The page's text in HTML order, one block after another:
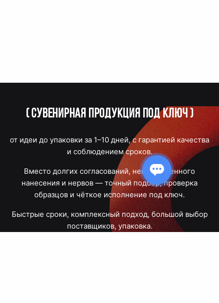
(Сувенирная продукция под ключ)
от идеи до упаковки за 1–10 дней, с гарантией качества
и соблюдением сроков.
Вместо долгих согласований, некачественного
нанесения и нервов — точный подбор, проверка
образцов и чёткое исполнение под ключ.
Быстрые сроки, комплексный подход, большой выбор
поставщиков, упаковка.